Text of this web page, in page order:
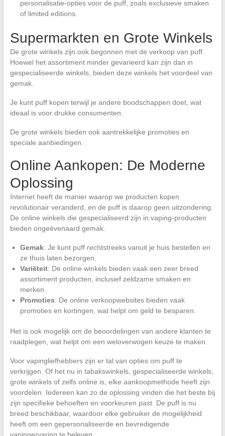
personalisatie-opties voor de puff, zoals exclusieve smaken
of limited editions.
Supermarkten en Grote Winkels
De grote winkels zijn ook begonnen met de verkoop van puff.
Hoewel het assortiment minder gevarieerd kan zijn dan in
gespecialiseerde winkels, bieden deze winkels het voordeel van
gemak.
Je kunt puff kopen terwijl je andere boodschappen doet, wat
ideaal is voor drukke consumenten.
De grote winkels bieden ook aantrekkelijke promoties en
speciale aanbiedingen.
Online Aankopen: De Moderne
Oplossing
Internet heeft de manier waarop we producten kopen
revolutionair veranderd, en de puff is daarop geen uitzondering.
De online winkels die gespecialiseerd zijn in vaping-producten
bieden ongeëvenaard gemak.
Gemak: Je kunt puff rechtstreeks vanuit je huis bestellen en
ze thuis laten bezorgen.
Variëteit: De online winkels bieden vaak een zeer breed
assortiment producten, inclusief zeldzame smaken en
merken.
Promoties: De online verkoopwebsites bieden vaak
promoties en kortingen, wat helpt om geld te besparen.
Het is ook mogelijk om de beoordelingen van andere klanten te
raadplegen, wat helpt om een weloverwogen keuze te maken.
Voor vapingliefhebbers zijn er tal van opties om puff te
verkrijgen. Of het nu in tabakswinkels, gespecialiseerde winkels,
grote winkels of zelfs online is, elke aankoopmethode heeft zijn
voordelen. Iedereen kan zo de oplossing vinden die het beste bij
zijn specifieke behoeften en voorkeuren past. De puff is nu
breed beschikbaar, waardoor elke gebruiker de mogelijkheid
heeft om een gepersonaliseerde en bevredigende